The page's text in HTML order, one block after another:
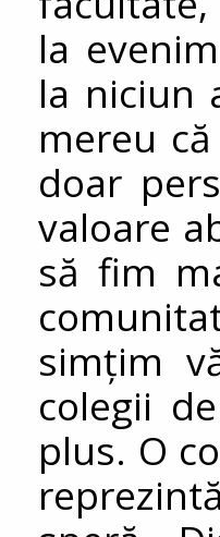
la
la niciun
mereu
doar
valoare
să fim
simțim
colegii
plus. O